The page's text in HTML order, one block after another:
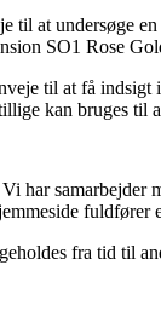
til at undersøge
SO1 Rose
til at få indsigt
kan bruges til
har
fuldfører
fra tid til